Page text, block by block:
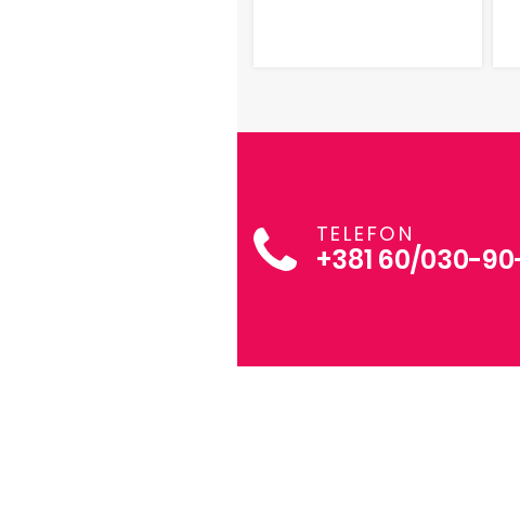
TELEFON
+381 60/030-